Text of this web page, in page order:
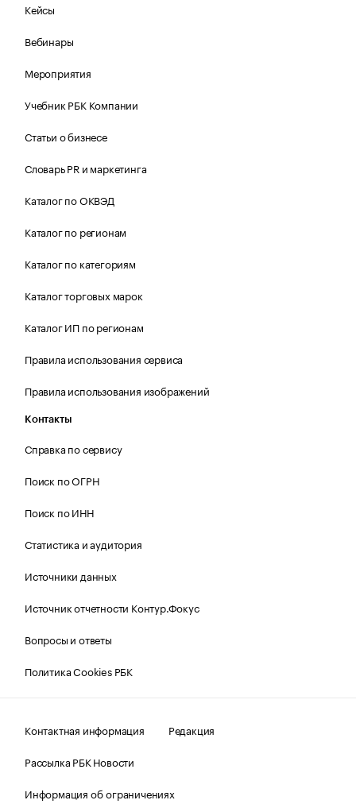
Кейсы
Вебинары
Мероприятия
Учебник РБК Компании
Статьи о бизнесе
Словарь PR и маркетинга
Каталог по ОКВЭД
Каталог по регионам
Каталог по категориям
Каталог торговых марок
Каталог ИП по регионам
Правила использования сервиса
Правила использования изображений
Контакты
Справка по сервису
Поиск по ОГРН
Поиск по ИНН
Статистика и аудитория
Источники данных
Источник отчетности Контур.Фокус
Вопросы и ответы
Политика Cookies РБК
Контактная информация
Редакция
Рассылка РБК Новости
Информация об ограничениях